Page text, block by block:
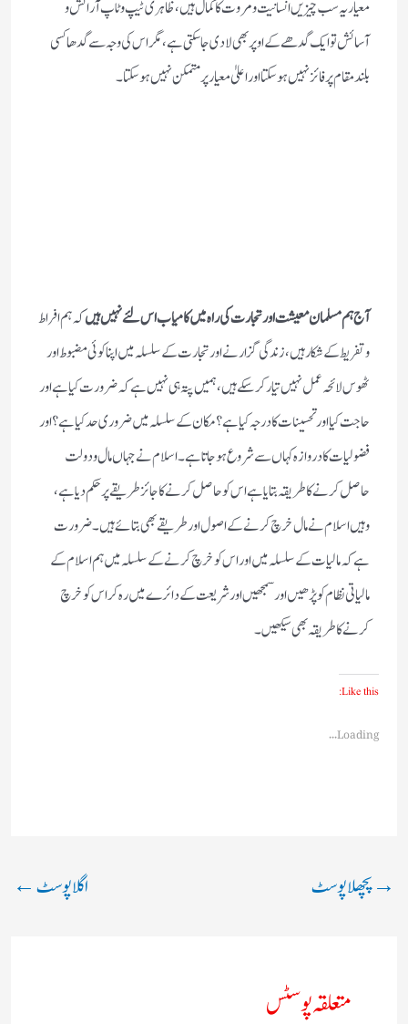
معیار یہ سب چیزیں انسانیت و مروت کا کمال ہیں ،ظاہری ٹیپ و ٹاپ آرائش و
آسائش تو ایک گدھے کے اوپر بھی لادی جاسکتی ہے، مگر اس کی وجہ سے گدھا کسی
بلند مقام پر فائز نہیں ہوسکتا اور اعلیٰ معیار پر متمکن نہیں ہو سکتا ۔
آج ہم مسلمان معیشت اور تجارت کی راہ میں کامیاب اس لئے نہیں ہیںکہ ہم افراط
و تفریط کے شکار ہیں، زندگی گزارنے اور تجارت کے سلسلہ میں اپنا کوئی مضبوط اور
ٹھوس لائحہ عمل نہیں تیار کرسکے ہیں، ہمیں پتہ ہی نہیں ہے کہ ضرورت کیا ہے اور
حاجت کیا اور تحسینات کا درجہ کیا ہے ؟ مکان کے سلسلہ میں ضروری حد کیا ہے؟ اور
فضولیات کا دروازہ کہاں سے شروع ہوجاتا ہے ۔ اسلام نے جہاں مال و دولت
حاصل کرنے کا طریقہ بتایا ہے اس کو حاصل کرنے کا جائز طریقے پر حکم دیا ہے،
وہیں اسلام نے مال خرچ کرنے کے اصول اور طریقے بھی بتائے ہیں ۔ ضرورت
ہے کہ مالیات کے سلسلہ میں اور اس کو خرچ کرنے کے سلسلہ میں ہم اسلام کے
مالیاتی نظام کو پڑھیں اور سمجھیں اور شریعت کے دائرے میں رہ کر اس کو خرچ
کرنے کا طریقہ بھی سیکھیں ۔
Like this:
Loading...
→پچھلا پوسٹ اگلا پوسٹ←
متعلقہ پوسٹس